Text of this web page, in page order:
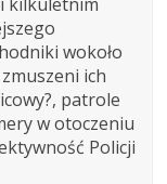
wokoło
ich
patrole
w otoczeniu
Policji